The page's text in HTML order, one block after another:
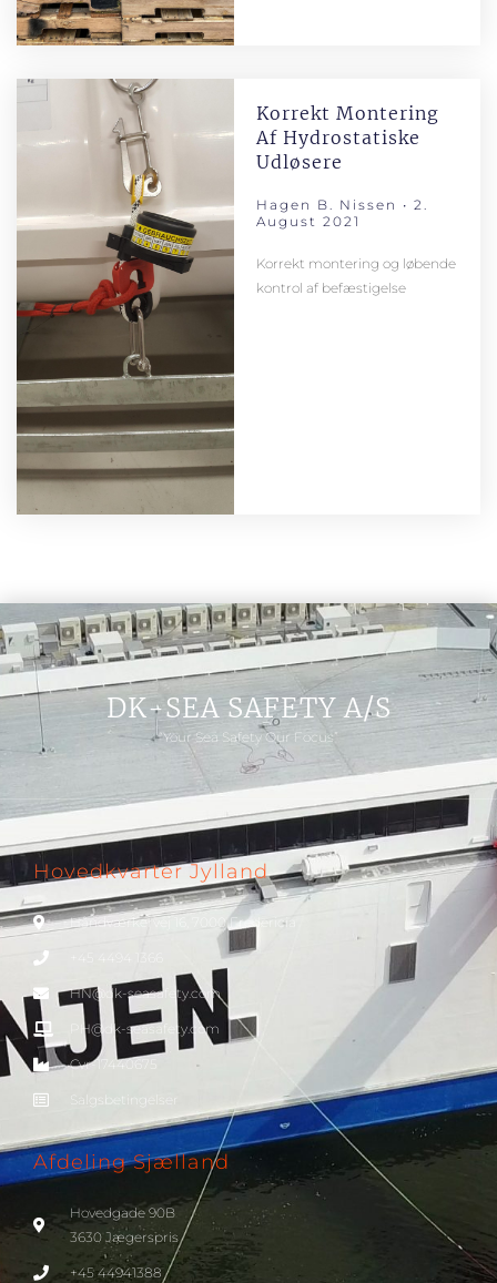
Korrekt Montering
Af Hydrostatiske
Udløsere
Hagen B. Nissen
2.
August 2021
Korrekt montering og løbende
kontrol af befæstigelse
DK-SEA SAFETY A/S
“Your Sea Safety Our Focus”
Hovedkvarter Jylland
Håndværkervej 16, 7000 Fredericia
+45 4494 1366
HN@dk-seasafety.com
PH@dk-seasafety.com
Cvr-17440675
Salgsbetingelser
Afdeling Sjælland
Hovedgade 90B
3630 Jægerspris
+45 44941388